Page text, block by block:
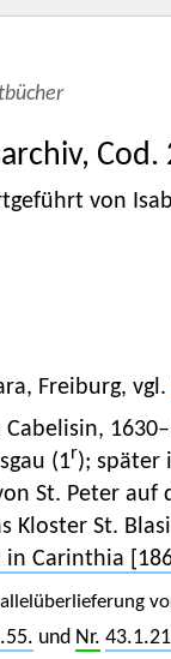
Cod.
von
Freiburg, vgl.
(1r); später
St. Peter auf
St.
in Carinthia
und Nr.